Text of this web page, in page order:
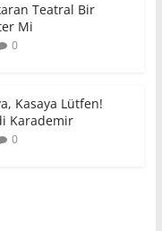
Teatral Bir
Mi
0
Kasaya Lütfen!
Karademir
0